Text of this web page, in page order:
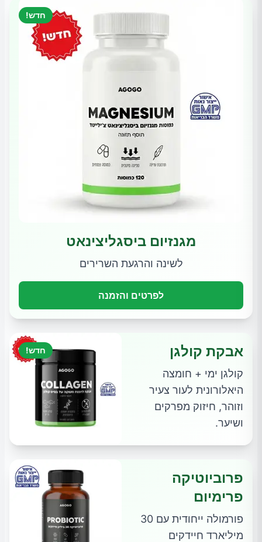
חדש!
מגנזיום ביסגליצינאט
לשינה והרגעת השרירים
לפרטים והזמנה
חדש! אבקת קולגן
קולגן ימי + חומצה
היאלורונית לעור צעיר
וזוהר, חיזוק מפרקים
ושיער.
פרוביוטיקה
פרימיום
פורמולה ייחודית עם 30
מיליארד חיידקים